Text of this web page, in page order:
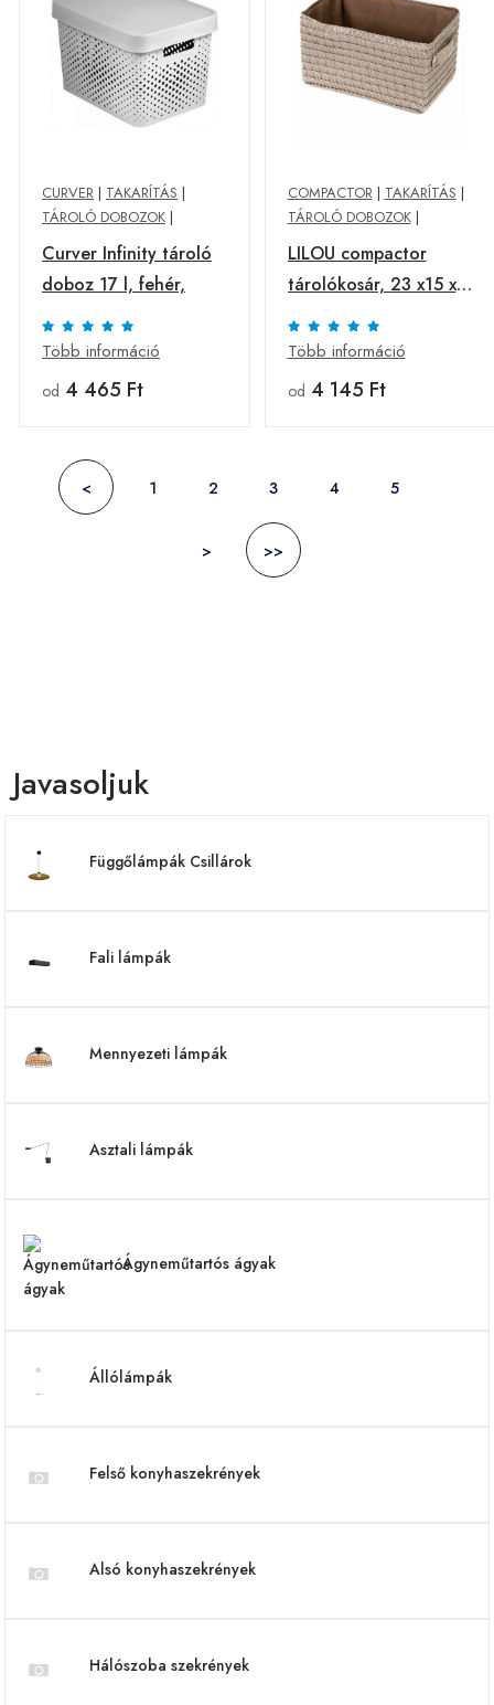
CURVER | TAKARÍTÁS |
TÁROLÓ DOBOZOK |
Curver Infinity tároló
doboz 17 l, fehér,
Több információ
od 4 465 Ft
COMPACTOR| TAKARÍTÁS |
TÁROLÓ DOBOZOK|
LILOU compactor
tárolókosár, 23 x15 x
12 cm, taupe,
világosbarna
Több információ
od 4 145 Ft
< 1 2 3 4 5
> >>
Javasoljuk
Függőlámpák Csillárok
Fali lámpák
Mennyezeti lámpák
Asztali lámpák
Ágyneműtartós ágyak
Állólámpák
Felső konyhaszekrények
Alsó konyhaszekrények
Hálószoba szekrények